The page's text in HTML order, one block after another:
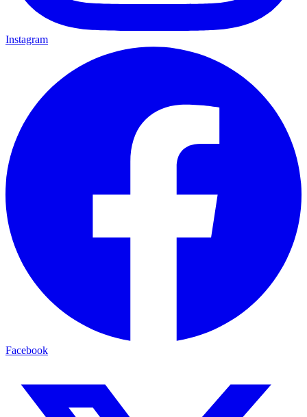
Instagram
Facebook